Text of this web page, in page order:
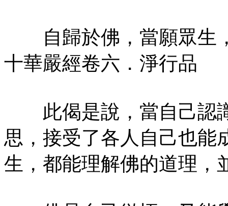
自歸於佛，當願眾生
十華嚴經卷六．淨行品
此偈是說，當自己認
思，接受了各人自己也能
生，都能理解佛的道理，